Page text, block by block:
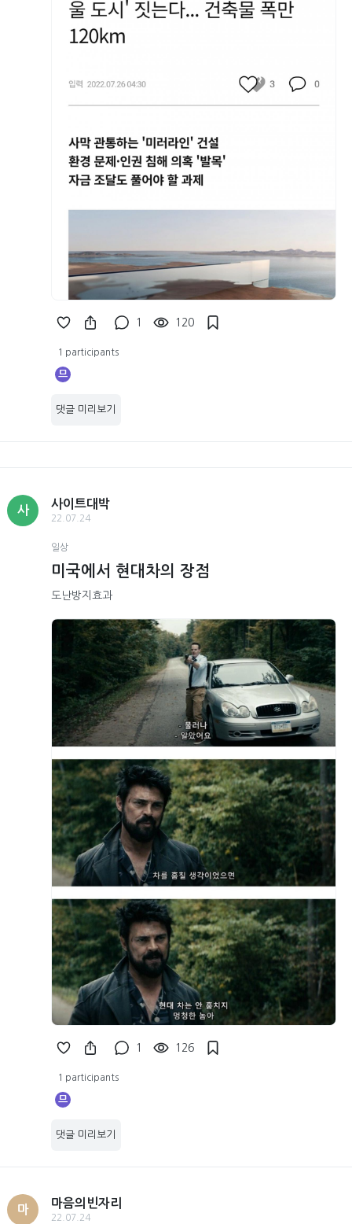
1 120
1 participants
므
댓글 미리보기
사
사이트대박
22.07.24
일상
미국에서 현대차의 장점
도난방지효과
1 126
1 participants
므
댓글 미리보기
마
마음의빈자리
22.07.24